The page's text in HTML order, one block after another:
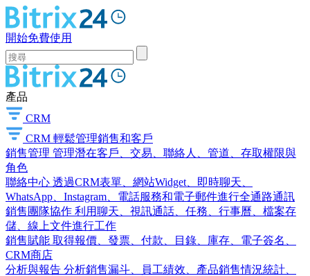
開始免費使用
產品
CRM
CRM 輕鬆管理銷售和客戶
銷售管理 管理潛在客戶、交易、聯絡人、管道、存取權限與
角色
聯絡中心 透過CRM表單、網站Widget、即時聊天、
WhatsApp、Instagram、電話服務和電子郵件進行全通路通訊
銷售團隊協作 利用聊天、視訊通話、任務、行事曆、檔案存
儲、線上文件進行工作
銷售賦能 取得報價、發票、付款、目錄、庫存、電子簽名、
CRM商店
分析與報告 分析銷售漏斗、員工績效、產品銷售情況統計、